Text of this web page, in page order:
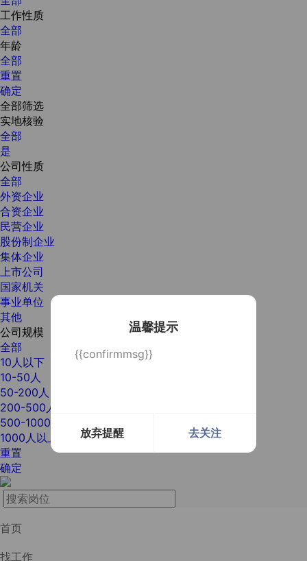
温馨提示
{{confirmmsg}}
放弃提醒 去关注
工作性质
全部
年龄
全部
重置
确定
全部筛选
实地核验
全部
是
公司性质
全部
外资企业
合资企业
民营企业
股份制企业
集体企业
上市公司
国家机关
事业单位
其他
公司规模
全部
10人以下
10-50人
50-200人
200-500人
500-1000人
1000人以上
重置
确定
首页
找工作